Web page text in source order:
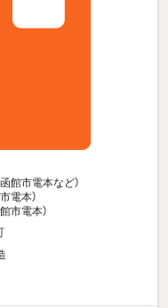
函館市電本など）
電本）
市電本）